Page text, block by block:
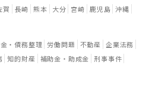
賀 長崎 熊本 大分 宮崎 鹿児島 沖縄
・債務整理 労働問題 不動産 企業法務
知的財産 補助金・助成金 刑事事件